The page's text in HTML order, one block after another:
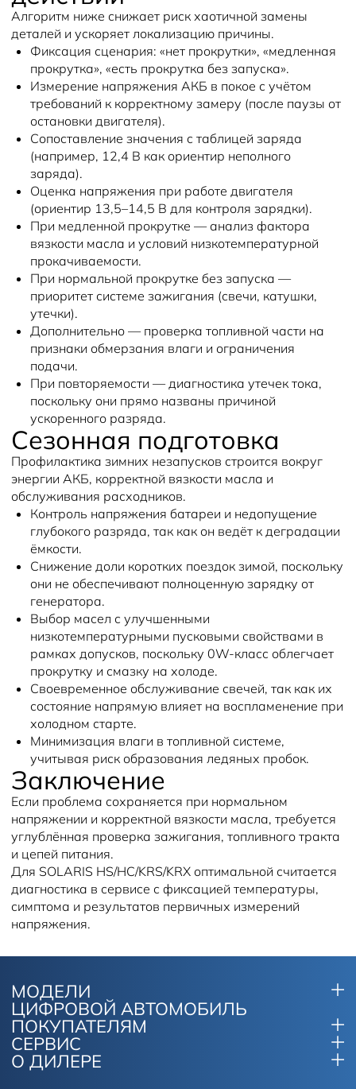
Алгоритм ниже снижает риск хаотичной замены
деталей и ускоряет локализацию причины.
Фиксация сценария: «нет прокрутки», «медленная
прокрутка», «есть прокрутка без запуска».
Измерение напряжения АКБ в покое с учётом
требований к корректному замеру (после паузы от
остановки двигателя).
Сопоставление значения с таблицей заряда
(например, 12,4 В как ориентир неполного
заряда).
Оценка напряжения при работе двигателя
(ориентир 13,5–14,5 В для контроля зарядки).
При медленной прокрутке — анализ фактора
вязкости масла и условий низкотемпературной
прокачиваемости.
При нормальной прокрутке без запуска —
приоритет системе зажигания (свечи, катушки,
утечки).
Дополнительно — проверка топливной части на
признаки обмерзания влаги и ограничения
подачи.
При повторяемости — диагностика утечек тока,
поскольку они прямо названы причиной
ускоренного разряда.
Сезонная подготовка
Профилактика зимних незапусков строится вокруг
энергии АКБ, корректной вязкости масла и
обслуживания расходников.
Контроль напряжения батареи и недопущение
глубокого разряда, так как он ведёт к деградации
ёмкости.
Снижение доли коротких поездок зимой, поскольку
они не обеспечивают полноценную зарядку от
генератора.
Выбор масел с улучшенными
низкотемпературными пусковыми свойствами в
рамках допусков, поскольку 0W‑класс облегчает
прокрутку и смазку на холоде.
Своевременное обслуживание свечей, так как их
состояние напрямую влияет на воспламенение при
холодном старте.
Минимизация влаги в топливной системе,
учитывая риск образования ледяных пробок.
Заключение
Если проблема сохраняется при нормальном
напряжении и корректной вязкости масла, требуется
углублённая проверка зажигания, топливного тракта
и цепей питания.
Для SOLARIS HS/HC/KRS/KRX оптимальной считается
диагностика в сервисе с фиксацией температуры,
симптома и результатов первичных измерений
напряжения.
МОДЕЛИ
ЦИФРОВОЙ АВТОМОБИЛЬ
ПОКУПАТЕЛЯМ
СЕРВИС
О ДИЛЕРЕ